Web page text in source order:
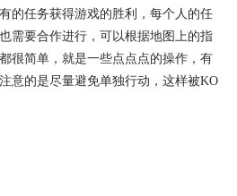
的任务获得游戏的胜利，每个人的任
需要合作进行，可以根据地图上的指
很简单，就是一些点点点的操作，有
意的是尽量避免单独行动，这样被KO